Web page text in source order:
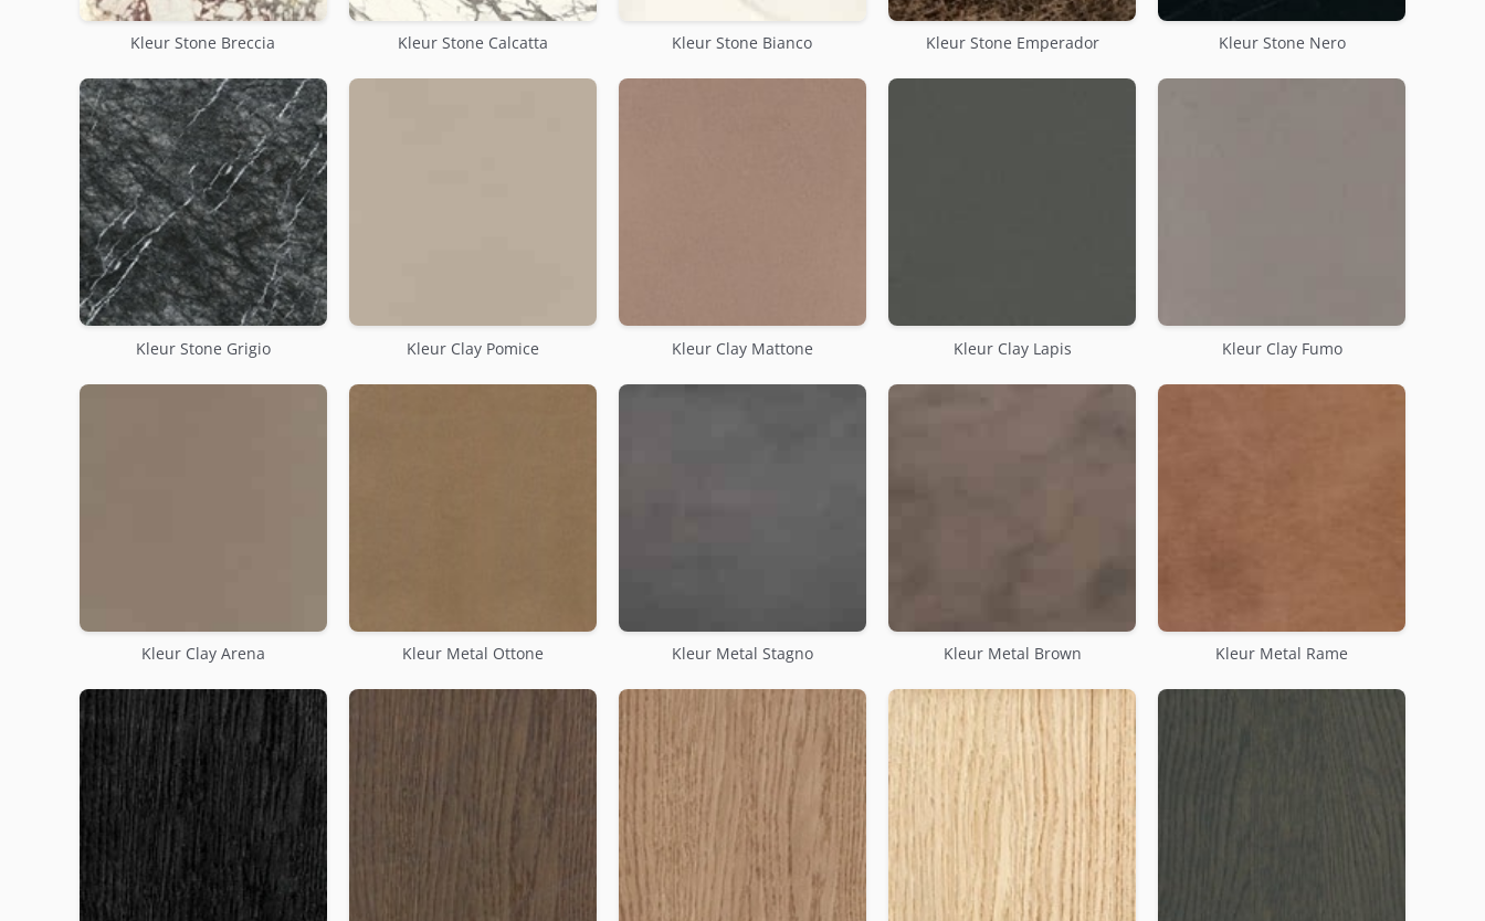
Kleur Stone Breccia Kleur Stone Calcatta Kleur Stone Bianco Kleur Stone Emperador Kleur Stone Nero
Kleur Stone Grigio Kleur Clay Pomice Kleur Clay Mattone Kleur Clay Lapis Kleur Clay Fumo
Kleur Clay Arena Kleur Metal Ottone Kleur Metal Stagno Kleur Metal Brown Kleur Metal Rame